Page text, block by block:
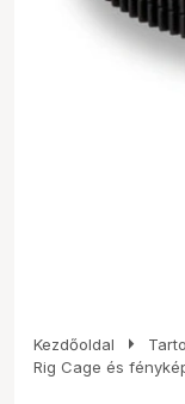
Kezdőoldal arrow_right
Rig Cage és